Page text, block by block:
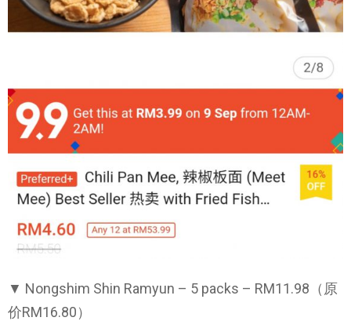
▼ Nongshim Shin Ramyun – 5 packs – RM11.98（原
价RM16.80）